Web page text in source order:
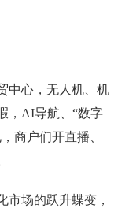
中心，无人机、机
，AI导航、“数字
商户们开直播、
市场的跃升蝶变，